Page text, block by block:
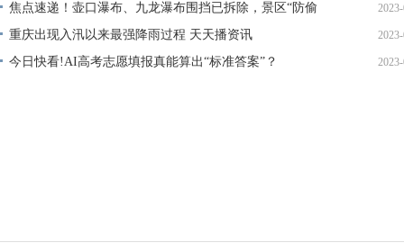
同期到偏高
焦点速递！壶口瀑布、九龙瀑布围挡已拆除，景区“防偷
窥”的经营理念需升级
重庆出现入汛以来最强降雨过程 天天播资讯
今日快看!AI高考志愿填报真能算出“标准答案”？